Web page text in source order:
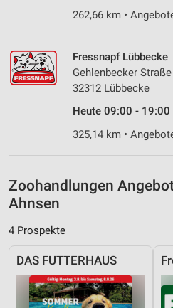
262,66 km •
Fressnapf Lübbecke
Gehlenbecker
32312 Lübbecke
Heute 09:00 - 19:00
325,14 km •
Zoohandlungen
Ahnsen
4 Prospekte
DAS FUTTERHAUS
Analyse von Zielgruppen durch
Kombinationen von Daten aus
Quellen
Entwicklung und Verbesserung
IAB-Besonderheiten:
Verwendung genauer
Geräte anhand von aktiv
Nicht-IAB-Verarbeitungszwecke:
Notwendig